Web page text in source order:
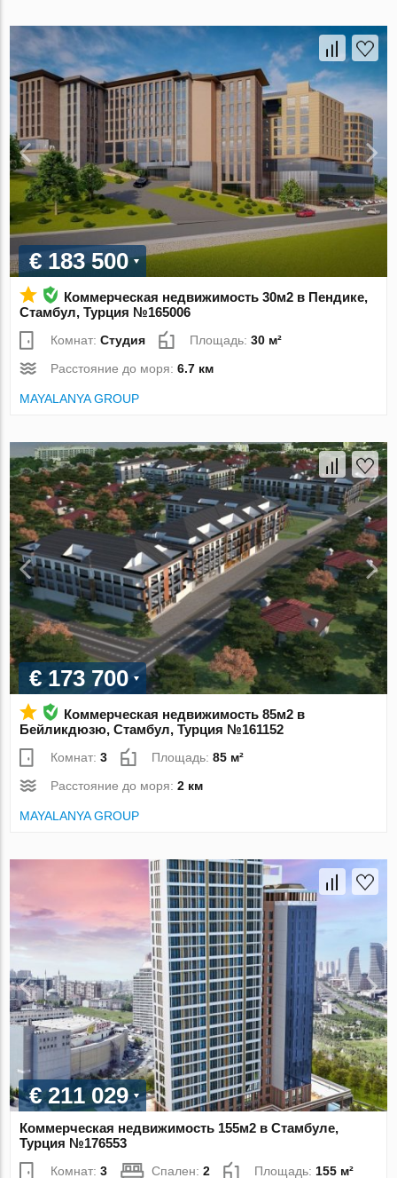
€ 183 500
Коммерческая недвижимость 30м2 в Пендике,
Стамбул, Турция №165006
Комнат:Студия Площадь:30 м²
Расстояние до моря:6.7 км
MAYALANYA GROUP
€ 173 700
Коммерческая недвижимость 85м2 в
Бейликдюзю, Стамбул, Турция №161152
Комнат:3 Площадь:85 м²
Расстояние до моря:2 км
MAYALANYA GROUP
€ 211 029
Коммерческая недвижимость 155м2 в Стамбуле,
Турция №176553
Комнат:3 Спален:2 Площадь: 155 м²